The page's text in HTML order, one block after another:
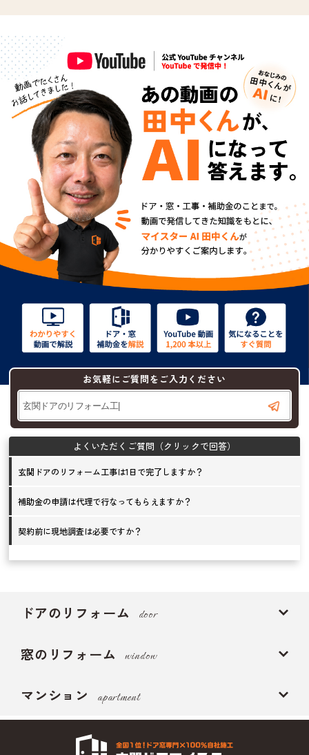
お気軽にご質問をご入力ください
玄関ドアのリフォーム工事は1日で完了しますか？
補助金の申請は代理で行なってもらえますか？
契約前に現地調査は必要ですか？
ドアのリフォーム door
窓のリフォーム window
マンション apartment